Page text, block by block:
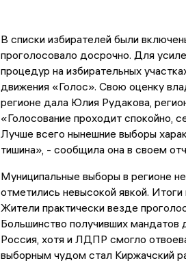
В списки избирателей были
проголосовало досрочно. Для
процедур на избирательных
движения «Голос». Свою оценку
регионе дала Юлия Рудакова,
«Голосование проходит спокойно,
Лучше всего нынешние выборы
тишина», - сообщила она в своем
Муниципальные выборы в регионе
отметились невысокой явкой.
Жители практически везде
Большинство получивших мандатов
Россия, хотя и ЛДПР смогло
выборным чудом стал Киржачский